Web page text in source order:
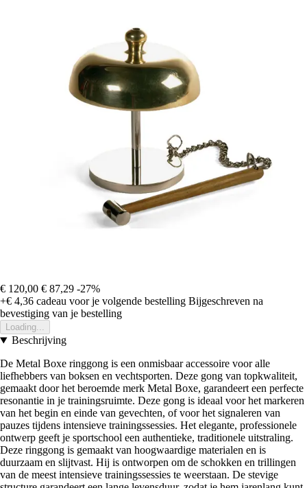
€ 120,00 € 87,29 -27%
+€ 4,36 cadeau voor je volgende bestelling Bijgeschreven na
bevestiging van je bestelling
Loading...
Beschrijving
De Metal Boxe ringgong is een onmisbaar accessoire voor alle
liefhebbers van boksen en vechtsporten. Deze gong van topkwaliteit,
gemaakt door het beroemde merk Metal Boxe, garandeert een perfecte
resonantie in je trainingsruimte. Deze gong is ideaal voor het markeren
van het begin en einde van gevechten, of voor het signaleren van
pauzes tijdens intensieve trainingssessies. Het elegante, professionele
ontwerp geeft je sportschool een authentieke, traditionele uitstraling.
Deze ringgong is gemaakt van hoogwaardige materialen en is
duurzaam en slijtvast. Hij is ontworpen om de schokken en trillingen
van de meest intensieve trainingssessies te weerstaan. De stevige